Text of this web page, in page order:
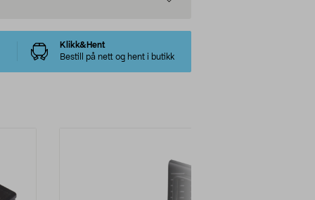
Klikk&Hent
Bestill på nett og hent i butikk